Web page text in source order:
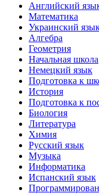
Английский
Математика
Украинский
Алгебра
Геометрия
Начальная школа
Немецкий язык
Подготовка к
История
Подготовка к
Биология
Литература
Химия
Русский язык
Музыка
Информатика
Испанский язык